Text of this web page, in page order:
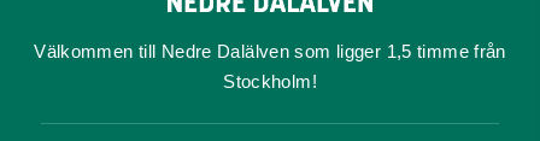
Välkommen till Nedre Dalälven som ligger 1,5 timme från
Stockholm!